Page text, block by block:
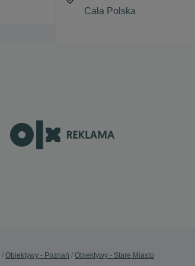
Obiektywy - Poznań Obiektywy - Stare Miasto